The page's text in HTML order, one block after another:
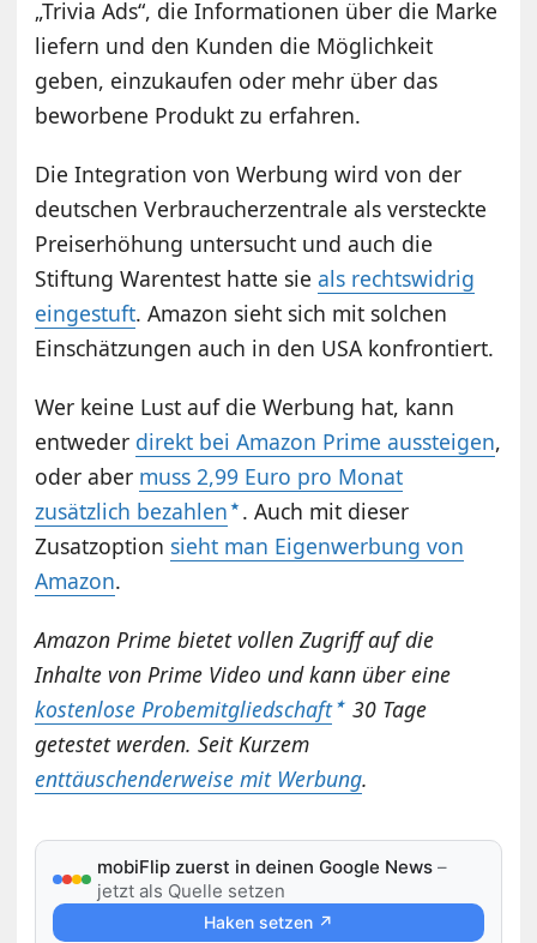
„Trivia Ads“, die Informationen über die Marke
liefern und den Kunden die Möglichkeit
geben, einzukaufen oder mehr über das
beworbene Produkt zu erfahren.
Die Integration von Werbung wird von der
deutschen Verbraucherzentrale als versteckte
Preiserhöhung untersucht und auch die
Stiftung Warentest hatte sieals rechtswidrig
eingestuft. Amazon sieht sich mit solchen
Einschätzungen auch in den USA konfrontiert.
Wer keine Lust auf die Werbung hat, kann
entweder direkt bei Amazon Prime aussteigen,
oder aber muss 2,99 Euro pro Monat
zusätzlich bezahlen . Auch mit dieser
Zusatzoption sieht man Eigenwerbung von
Amazon.
Amazon Prime bietet vollen Zugriff auf die
Inhalte von Prime Video und kann über eine
kostenlose Probemitgliedschaft
30 Tage
getestet werden. Seit Kurzem
enttäuschenderweise mit Werbung.
mobiFlip zuerst in deinen Google News –
jetzt als Quelle setzen
Haken setzen ↗